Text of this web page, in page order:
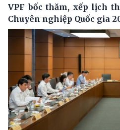
VPF bốc thăm, xếp lịch
Chuyên nghiệp Quốc gia